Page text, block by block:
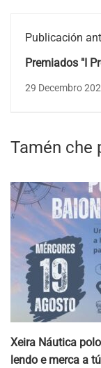
Publicación
Premiados "I
Investigación
29 Decembro
Tamén che
Xeira Náutica
lendo e merca a